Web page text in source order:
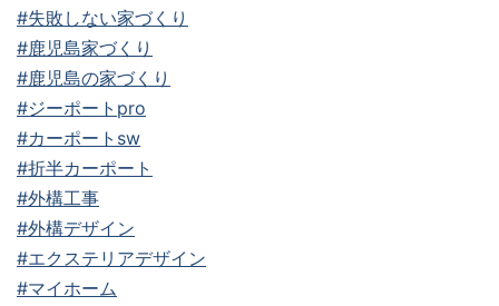
#失敗しない家づくり
#鹿児島家づくり
#鹿児島の家づくり
#ジーポートpro
#カーポートsw
#折半カーポート
#外構工事
#外構デザイン
#エクステリアデザイン
#マイホーム